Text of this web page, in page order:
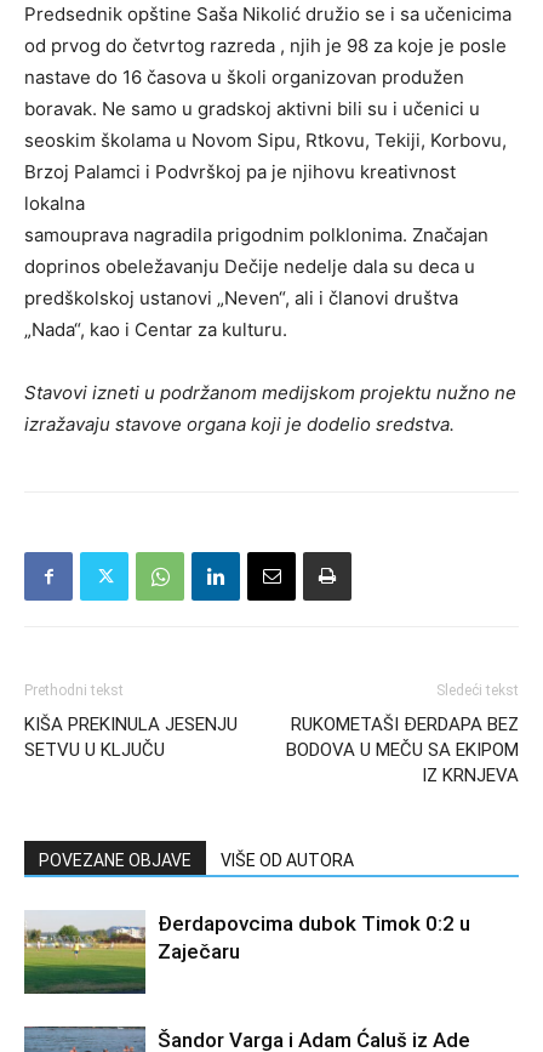
Predsednik opštine Saša Nikolić družio se i sa učenicima
od prvog do četvrtog razreda , njih je 98 za koje je posle
nastave do 16 časova u školi organizovan produžen
boravak. Ne samo u gradskoj aktivni bili su i učenici u
seoskim školama u Novom Sipu, Rtkovu, Tekiji, Korbovu,
Brzoj Palamci i Podvrškoj pa je njihovu kreativnost
lokalna
samouprava nagradila prigodnim polklonima. Značajan
doprinos obeležavanju Dečije nedelje dala su deca u
predškolskoj ustanovi „Neven“, ali i članovi društva
„Nada“, kao i Centar za kulturu.
Stavovi izneti u podržanom medijskom projektu nužno ne
izražavaju stavove organa koji je dodelio sredstva.
Prethodni tekst
KIŠA PREKINULA JESENJU
SETVU U KLJUČU
Sledeći tekst
RUKOMETAŠI ĐERDAPA BEZ
BODOVA U MEČU SA EKIPOM
IZ KRNJEVA
POVEZANE OBJAVE VIŠE OD AUTORA
Đerdapovcima dubok Timok 0:2 u
Zaječaru
Šandor Varga i Adam Ćaluš iz Ade